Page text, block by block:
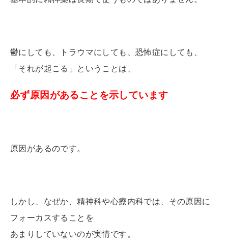
鬱にしても、トラウマにしても、恐怖症にしても、
「それが起こる」ということは、
必ず原因があることを示しています
原因があるのです。
しかし、なぜか、精神科や心療内科では、その原因に
フォーカスすることを
あまりしていないのが実情です。